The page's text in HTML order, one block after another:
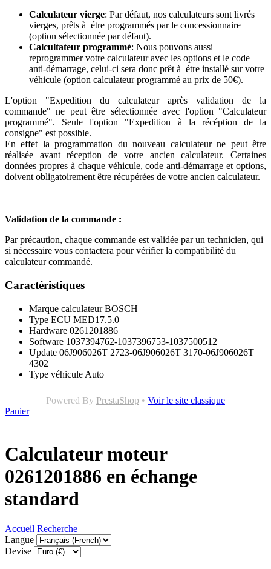
Calculateur vierge: Par défaut, nos calculateurs sont livrés
vierges, prêts à étre programmés par le concessionnaire
(option sélectionnée par défaut).
Calcultateur programmé: Nous pouvons aussi
reprogrammer votre calculateur avec les options et le code
anti-démarrage, celui-ci sera donc prêt à étre installé sur votre
véhicule (option calculateur programmé au prix de 50€).
L'option "Expedition du calculateur après validation de la
commande" ne peut être sélectionnée avec l'option "Calculateur
programmé". Seule l'option "Expedition à la récéption de la
consigne" est possible.
En effet la programmation du nouveau calculateur ne peut être
réalisée avant réception de votre ancien calculateur. Certaines
données propres à chaque véhicule, code anti-démarrage et options,
doivent obligatoirement être récupérées de votre ancien calculateur.
Validation de la commande :
Par précaution, chaque commande est validée par un technicien, qui
si nécessaire vous contactera pour vérifier la compatibilité du
calculateur commandé.
Caractéristiques
Marque calculateur BOSCH
Type ECU MED17.5.0
Hardware 0261201886
Software 1037394762-1037396753-1037500512
Update 06J906026T 2723-06J906026T 3170-06J906026T
4302
Type véhicule Auto
Powered By PrestaShop • Voir le site classique
Panier
Calculateur moteur
0261201886 en échange
standard
Accueil Recherche
Langue
Devise